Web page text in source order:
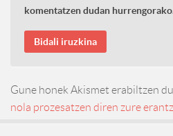
komentatzen dudan
Gune honek Akismet erabiltzen
nola prozesatzen diren zure